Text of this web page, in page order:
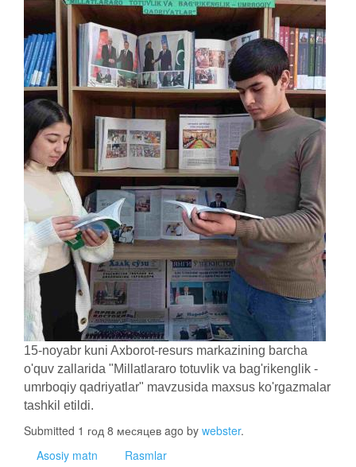
15-noyabr kuni Axborot-resurs markazining barcha
o'quv zallarida "Millatlararo totuvlik va bag'rikenglik -
umrboqiy qadriyatlar" mavzusida maxsus ko'rgazmalar
tashkil etildi.
Submitted 1 год 8 месяцев ago by webster.
Asosiy matn
Rasmlar